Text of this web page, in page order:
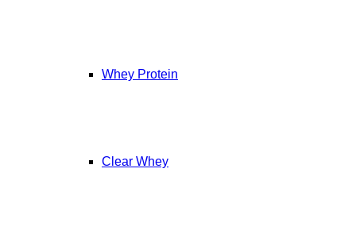
Whey Protein
Clear Whey